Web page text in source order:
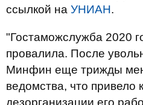
ссылкой на УНИАН.
"Гостаможслужба 2020
провалила. После
Минфин еще трижды
ведомства, что привело
дезорганизации его